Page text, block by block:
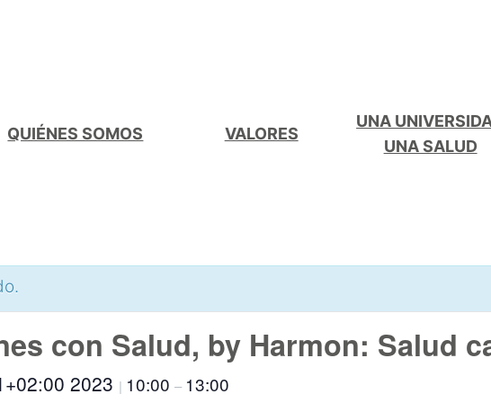
QUIÉNES SOMOS VALORES
UNA
UNA SALUD
con Salud, by Harmon: Salud
2023 | 10:00 – 13:00